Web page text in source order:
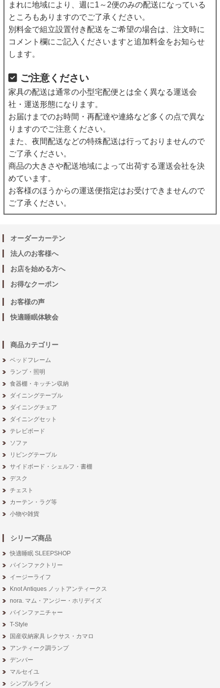
まれに地域により、週に1～2便のみの配送になっている
ところもありますのでご了承ください。
別料金で組立設置付き配送をご希望の場合は、注文時に
コメント欄にご記入くださいますと追加料金をお知らせ
します。
ご注意ください
家具の配送は通常の小型宅配便とは全く異なる運送会
社・運送形態になります。
お届けまでのお時間・再配達や連絡など多くの点で異な
りますのでご注意ください。
また、夜間配送などの特殊配送は行っておりませんので
ご了承ください。
商品の大きさや配送地域によって出荷する運送会社を決
めています。
お客様のほうからの運送便指定はお受けできませんので
ご了承ください。
オーダーカーテン
法人のお客様へ
お店を始める方へ
お得なクーポン
お客様の声
快適睡眠体験会
商品カテゴリー
ベッドフレーム
ランプ・照明
食器棚・キッチン収納
ダイニングテーブル
ダイニングチェア
ダイニングセット
テレビボード
ソファ
リビングテーブル
サイドボード・シェルフ・書棚
デスク
チェスト
カーテン・ラグ等
小物や雑貨
シリーズ商品
快適睡眠 SLEEPSHOP
パインファクトリー
イージーライフ
Knot Antiques ノットアンティークス
nora. マム・アンジー・ホリデイズ
パインファニチャー
T-Style
国産収納家具 レクサス・カマロ
アンティーク調ランプ
デンバー
マルセイユ
シンプルライン